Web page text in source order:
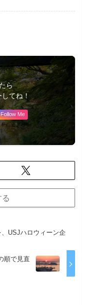
ら
てね！
Follow Me
USJハロウィーン企
順で見直